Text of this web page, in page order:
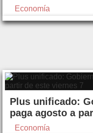
Economía
Plus unificado:
paga agosto a
Economía